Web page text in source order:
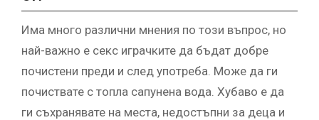
Има много различни мнения по този въпрос, но
най-важно е секс играчките да бъдат добре
почистени преди и след употреба. Може да ги
почиствате с топла сапунена вода. Хубаво е да
ги съхранявате на места, недостъпни за деца и